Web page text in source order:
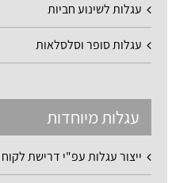
עגלות לשינוע חביות
עגלות סופר וסלסלאות
עגלות מיוחדות
ייצור עגלות עפ"י דרישת לקוח